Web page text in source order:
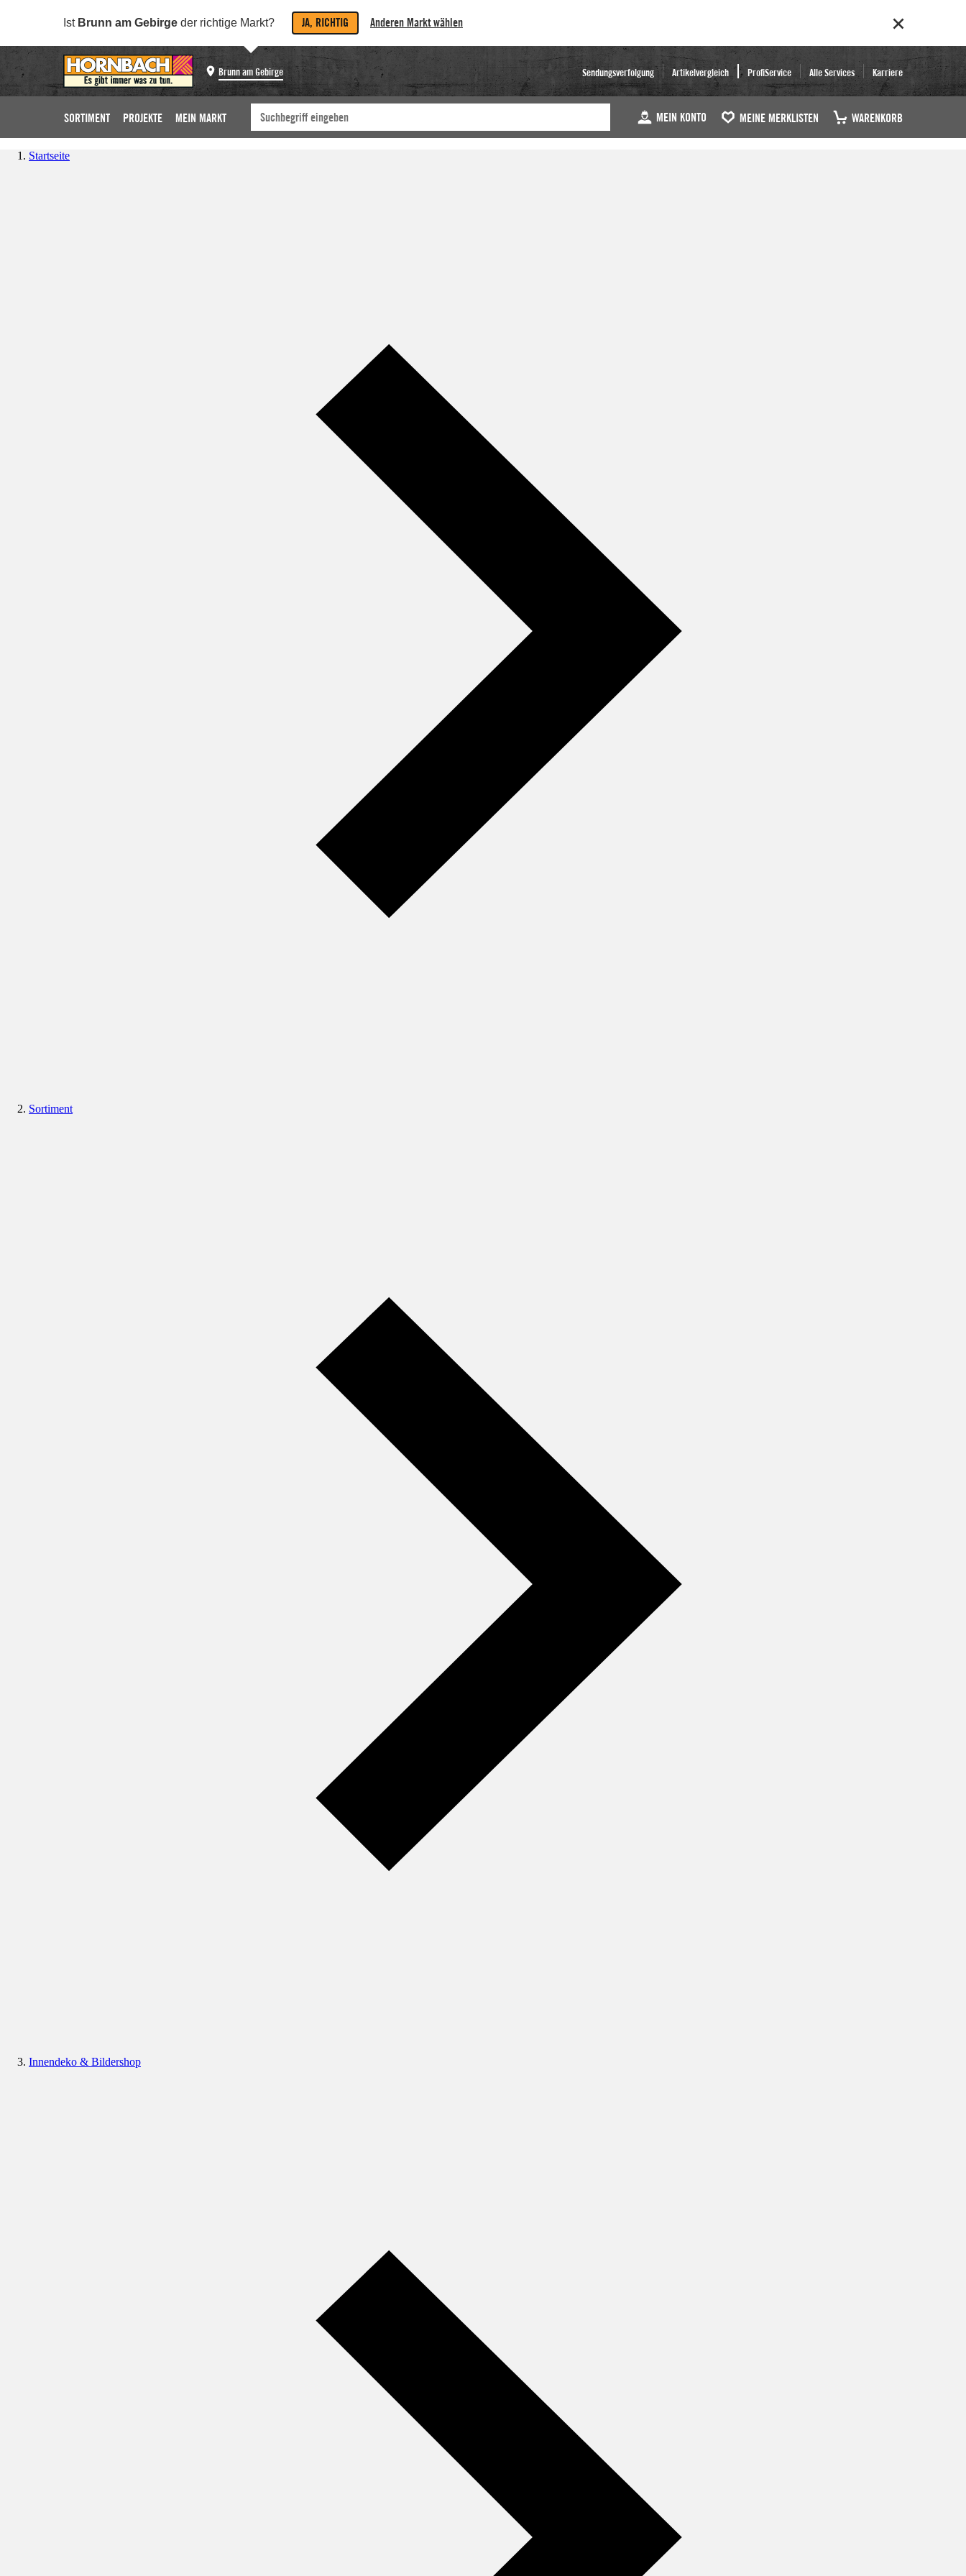
Ist Brunn am Gebirge der richtige Markt? JA, RICHTIG Anderen Markt wählen
Brunn am Gebirge Sendungsverfolgung Artikelvergleich ProfiService Alle Services Karriere
SORTIMENT PROJEKTE MEIN MARKT MEIN KONTO MEINE MERKLISTEN WARENKORB
Startseite
Sortiment
Innendeko & Bildershop